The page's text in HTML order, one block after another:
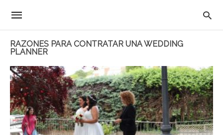
RAZONES PARA CONTRATAR UNA WEDDING
PLANNER